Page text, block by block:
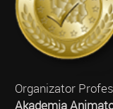
Organizator
Akademia